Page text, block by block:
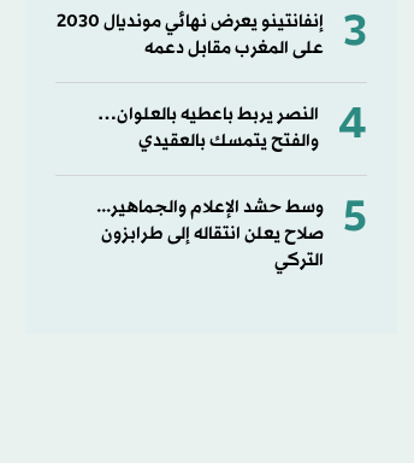
3
إنفانتينو يعرض نهائي مونديال 2030
على المغرب مقابل دعمه
4
النصر يربط باعطيه بالعلوان…
والفتح يتمسك بالعقيدي
5
وسط حشد الإعلام والجماهير...
صلاح يعلن انتقاله إلى طرابزون
التركي